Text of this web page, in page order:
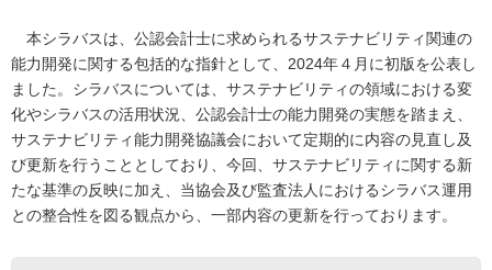
本シラバスは、公認会計士に求められるサステナビリティ関連の
能力開発に関する包括的な指針として、2024年４月に初版を公表し
ました。シラバスについては、サステナビリティの領域における変
化やシラバスの活用状況、公認会計士の能力開発の実態を踏まえ、
サステナビリティ能力開発協議会において定期的に内容の見直し及
び更新を行うこととしており、今回、サステナビリティに関する新
たな基準の反映に加え、当協会及び監査法人におけるシラバス運用
との整合性を図る観点から、一部内容の更新を行っております。